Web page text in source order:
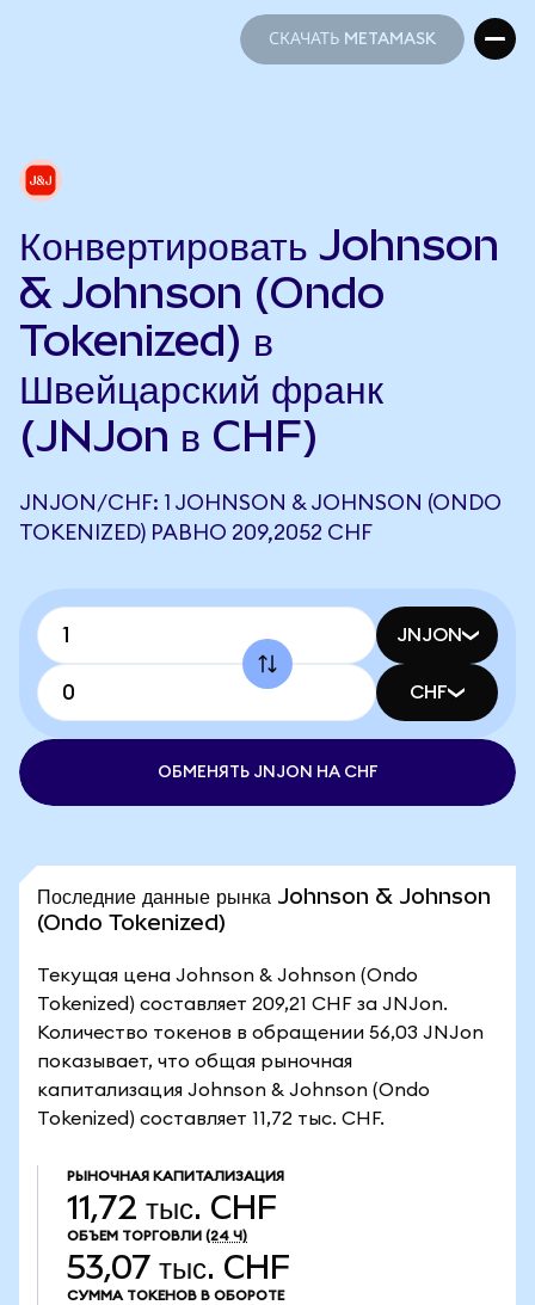
СКАЧАТЬ METAMASK
Конвертировать Johnson
& Johnson (Ondo
Tokenized) в
Швейцарский франк
(JNJon в CHF)
JNJON/CHF: 1 JOHNSON & JOHNSON (ONDO
TOKENIZED) РАВНО 209,2052 CHF
JNJON
CHF
ОБМЕНЯТЬ JNJON НА CHF
Последние данные рынка Johnson & Johnson
(Ondo Tokenized)
Текущая цена Johnson & Johnson (Ondo
Tokenized) составляет 209,21 CHF за JNJon.
Количество токенов в обращении 56,03 JNJon
показывает, что общая рыночная
капитализация Johnson & Johnson (Ondo
Tokenized) составляет 11,72 тыс. CHF.
РЫНОЧНАЯ КАПИТАЛИЗАЦИЯ
11,72 тыс. CHF
ОБЪЕМ ТОРГОВЛИ (24 Ч)
53,07 тыс. CHF
СУММА ТОКЕНОВ В ОБОРОТЕ